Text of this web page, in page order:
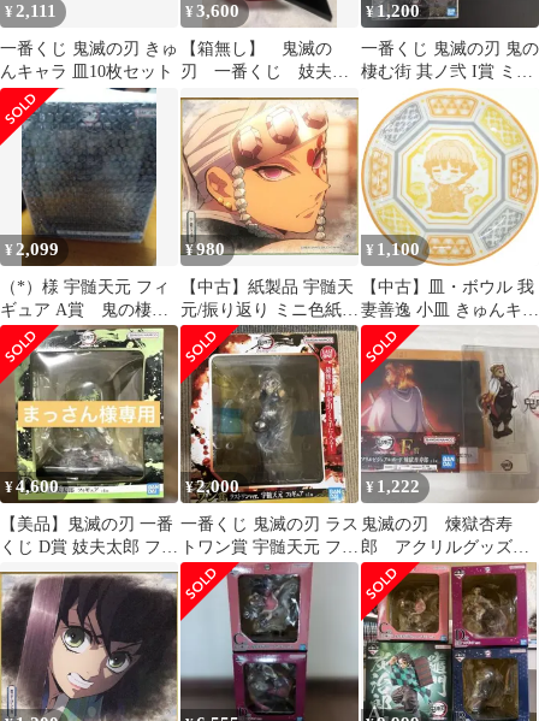
¥2,111
一番くじ 鬼滅の刃 きゅ
んキャラ 皿10枚セット
¥3,600
【箱無し】 鬼滅の
刃 一番くじ 妓夫太
郎 フィギュア
¥1,200
一番くじ 鬼滅の刃 鬼の
棲む街 其ノ弐 I賞 ミニ
色紙 宇髄天元 3枚セッ
¥ 2,099
（*）様 宇髄天元 フィ
ギュア A賞 鬼の棲む
街 鬼滅の刃 一番く
じ 未開封
¥980
【中古】紙製品 宇髄天
元/振り返り ミニ色紙
色コレ 「一番くじ 鬼滅
の刃 ～鬼の棲む街～ 其
ノ弐」 I賞
¥ 1,100
【中古】皿・ボウル 我
妻善逸 小皿 きゅんキャ
ラいらすとれーしょん
ず 「一番くじ 鬼滅の刃
～鬼の棲む街～ 其ノ
弐」 G賞
¥4,600
【美品】鬼滅の刃 一番
くじ D賞 妓夫太郎 フィ
ギュア
¥2,000
一番くじ 鬼滅の刃 ラス
トワン賞 宇髄天元 フィ
ギュア 新品未開封
¥ 1,222
鬼滅の刃 煉獄杏寿
郎 アクリルグッズ 2
点セット